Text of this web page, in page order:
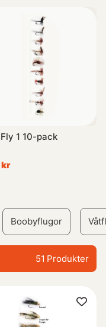
1 10-pack
kr
Boobyflugor
51 Produkter